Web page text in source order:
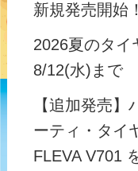
新規発売開始！
2026夏のタイ
8/12(水)まで
【追加発売
ーティ・タイ
FLEVA V701